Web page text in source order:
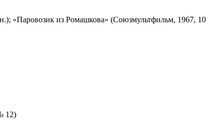
«Паровозик из Ромашкова» (Союзмультфильм, 1967, 10
12)